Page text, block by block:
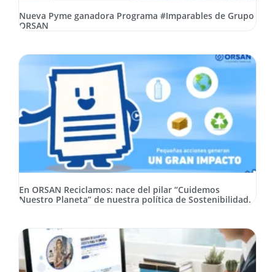
Nueva Pyme ganadora Programa #Imparables de Grupo
ORSAN
En ORSAN Reciclamos: nace del pilar “Cuidemos
Nuestro Planeta” de nuestra política de Sostenibilidad.